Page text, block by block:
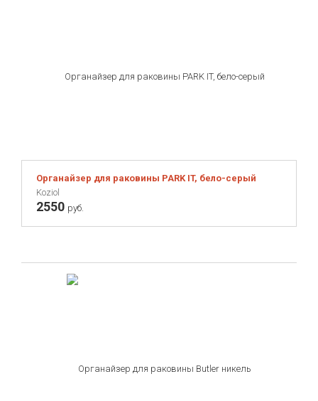
Органайзер для раковины PARK IT, бело-серый
Koziol
2550 руб.